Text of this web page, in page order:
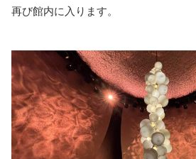
再び館内に入ります。